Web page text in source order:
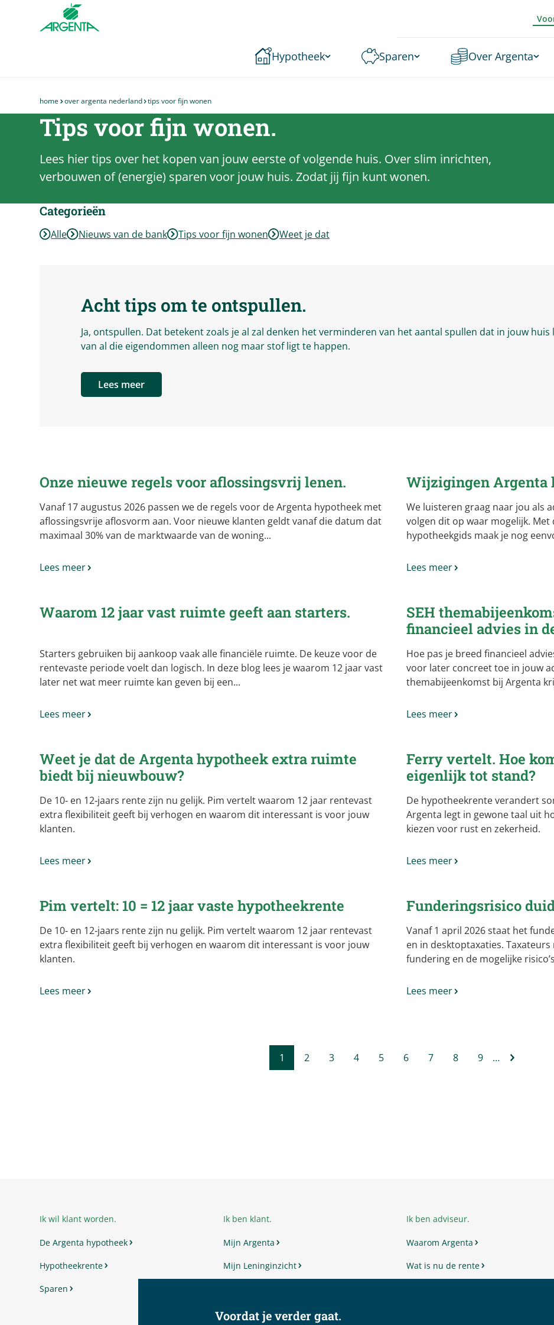
Ga naar de
hoofdinhoud
Voordat je verder gaat.
Hypotheek Sparen Over Argenta
Je
bent
hier
home over argenta nederland tips voor fijn wonen
Tips voor fijn wonen.
Lees hier tips over het kopen van jouw eerste of volgende huis. Over slim inrichten,
verbouwen of (energie) sparen voor jouw huis. Zodat jij fijn kunt wonen.
Categorieën
Alle Nieuws van de bank Tips voor fijn wonen Weet je dat
Acht tips om te ontspullen.
Ja, ontspullen. Dat betekent zoals je al zal denken het verminderen van het aantal spullen dat in jouw
van al die eigendommen alleen nog maar stof ligt te happen.
Lees meer
Onze nieuwe regels voor aflossingsvrij lenen.
Vanaf 17 augustus 2026 passen we de regels voor de Argenta hypotheek met
aflossingsvrije aflosvorm aan. Voor nieuwe klanten geldt vanaf die datum dat
maximaal 30% van de marktwaarde van de woning...
Lees meer
WijzigingenArgenta
We luisteren graag naar jou als
volgen dit op waar mogelijk.
hypotheekgids maak je nog
Lees meer
Waarom 12 jaar vast ruimte geeft aan starters.
Starters gebruiken bij aankoop vaak alle financiële ruimte. De keuze voor de
rentevaste periode voelt dan logisch. In deze blog lees je waarom 12 jaar vast
later net wat meer ruimte kan geven bij een...
Lees meer
SEH
financieel advies in
Hoe pas je breed financieel
voor later concreet toe in jouw
themabijeenkomst bij Argenta
Lees meer
Weet je dat deArgentahypotheek extra ruimte
biedt bij nieuwbouw?
De 10‑ en 12‑jaars rente zijn nu gelijk. Pim vertelt waarom 12 jaar rentevast
extra flexibiliteit geeft bij verhogen en waarom dit interessant is voor jouw
klanten.
Lees meer
Ferry vertelt. Hoe
eigenlijk tot stand?
De hypotheekrente verandert
Argenta legt in gewone taal uit
kiezen voor rust en zekerheid.
Lees meer
Pim vertelt: 10 = 12 jaar vaste hypotheekrente
De 10‑ en 12‑jaars rente zijn nu gelijk. Pim vertelt waarom 12 jaar rentevast
extra flexibiliteit geeft bij verhogen en waarom dit interessant is voor jouw
klanten.
Lees meer
Funderingsrisico
Vanaf 1 april 2026 staat het
en in desktoptaxaties.
fundering en de mogelijke
Lees meer
Huidige
1
Pagina
2
Pagina
3
Pagina
4
Pagina
5
Pagina
6
Pagina
7
Pagina
8
Pagina
9 …
Next
Ik wil klant worden.
De Argenta hypotheek
Hypotheekrente
Sparen
Ik ben klant.
Mijn Argenta
Mijn Leninginzicht
Mijn Voorwaarden
Ik ben adviseur.
Waarom Argenta
Wat is nu de rente